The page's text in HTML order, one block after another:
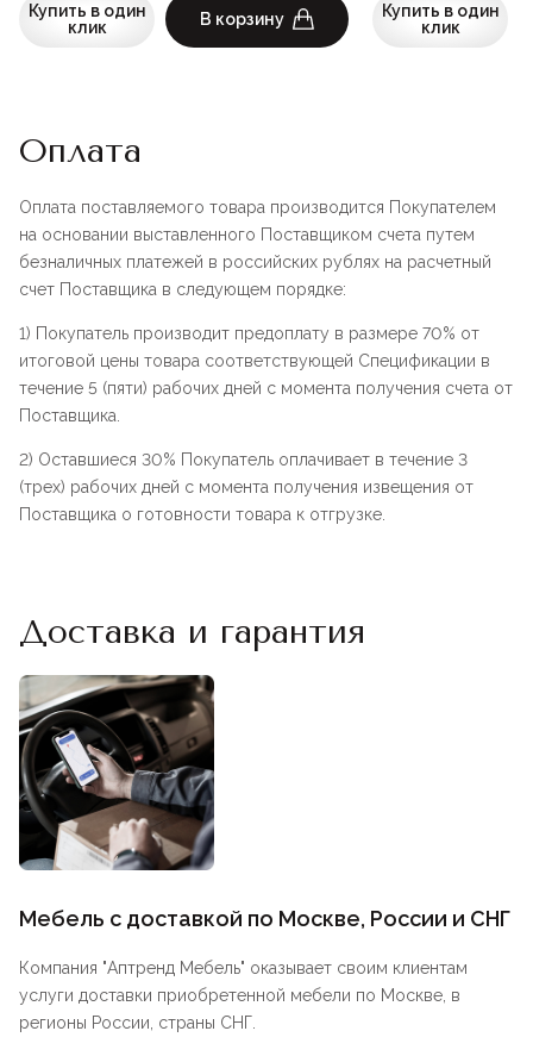
Купить в один
клик
В корзину
Купить в один
клик
Оплата
Оплата поставляемого товара производится Покупателем
на основании выставленного Поставщиком счета путем
безналичных платежей в российских рублях на расчетный
счет Поставщика в следующем порядке:
1) Покупатель производит предоплату в размере 70% от
итоговой цены товара соответствующей Спецификации в
течение 5 (пяти) рабочих дней с момента получения счета от
Поставщика.
2) Оставшиеся 30% Покупатель оплачивает в течение 3
(трех) рабочих дней с момента получения извещения от
Поставщика о готовности товара к отгрузке.
Доставка и гарантия
Мебель с доставкой по Москве, России и СНГ
Компания "Аптренд Мебель" оказывает своим клиентам
услуги доставки приобретенной мебели по Москве, в
регионы России, страны СНГ.